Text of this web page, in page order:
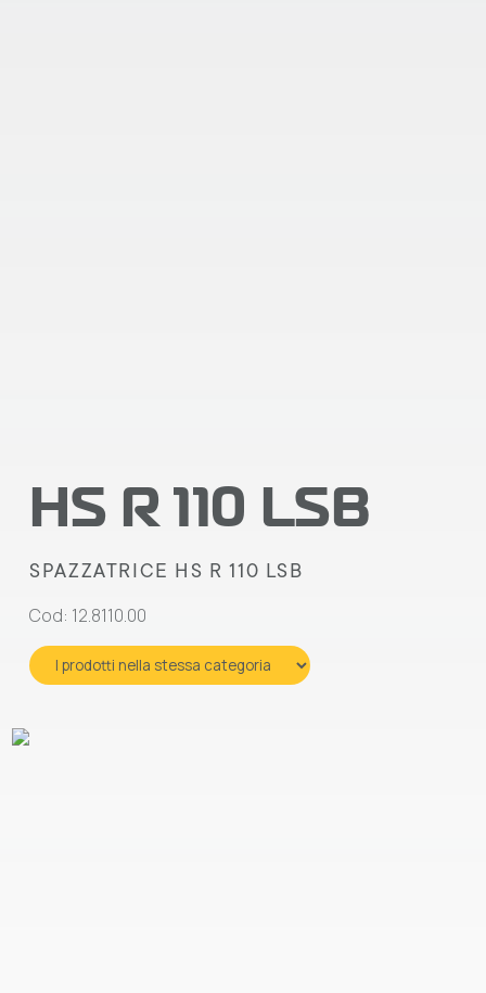
HS R 110 LSB
SPAZZATRICE HS R 110 LSB
Cod: 12.8110.00